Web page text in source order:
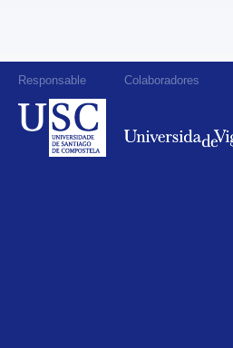
Responsable Colaboradores